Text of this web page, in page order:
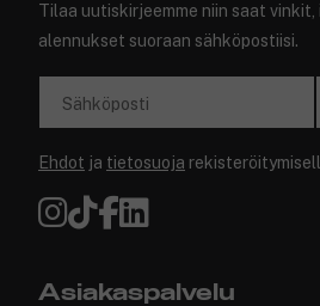
Tilaa uutiskirjeemme niin saat
alennukset suoraan sähköpostiisi.
Sähköposti
Ehdot ja tietosuoja
Asiakaspalvelu